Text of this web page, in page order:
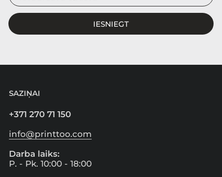
IESNIEGT
SAZIŅAI
+371 270 71 150
info@printtoo.com
Darba laiks:
P. - Pk. 10:00 - 18:00